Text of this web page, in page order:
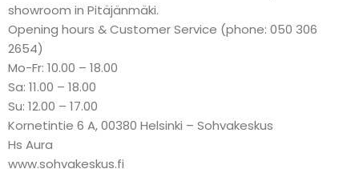
showroom in Pitäjänmäki.
Opening hours & Customer Service (phone: 050 306
2654)
Mo-Fr: 10.00 – 18.00
Sa: 11.00 – 18.00
Su: 12.00 – 17.00
Kornetintie 6 A, 00380 Helsinki – Sohvakeskus
Hs Aura
www.sohvakeskus.fi